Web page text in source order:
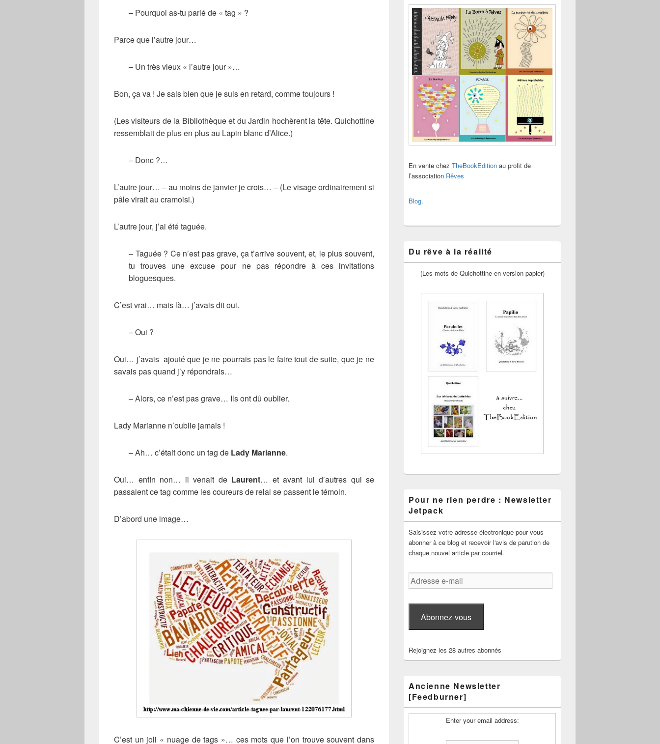
– Pourquoi as-tu parlé de « tag » ?
Parce que l’autre jour…
– Un très vieux « l’autre jour »…
Bon, ça va ! Je sais bien que je suis en retard, comme toujours !
(Les visiteurs de la Bibliothèque et du Jardin hochèrent la tête. Quichottine
ressemblait de plus en plus au Lapin blanc d’Alice.)
– Donc ?…
L’autre jour… – au moins de janvier je crois… – (Le visage ordinairement si
pâle virait au cramoisi.)
L’autre jour, j’ai été taguée.
– Taguée ? Ce n’est pas grave, ça t’arrive souvent, et, le plus souvent,
tu trouves une excuse pour ne pas répondre à ces invitations
bloguesques.
C’est vrai… mais là… j’avais dit oui.
– Oui ?
Oui… j’avais ajouté que je ne pourrais pas le faire tout de suite, que je ne
savais pas quand j’y répondrais…
– Alors, ce n’est pas grave… Ils ont dû oublier.
Lady Marianne n’oublie jamais !
– Ah… c’était donc un tag de Lady Marianne.
Oui… enfin non… il venait de Laurent… et avant lui d’autres qui se
passaient ce tag comme les coureurs de relai se passent le témoin.
D’abord une image…
C’est un joli « nuage de tags »… ces mots que l’on trouve souvent dans
En vente chez TheBookEdition au profit de
l’association Rêves
Blog.
Du rêve à la réalité
(Les mots de Quichottine en version papier)
Pour ne rien perdre : Newsletter
Jetpack
Saisissez votre adresse électronique pour vous
abonner à ce blog et recevoir l'avis de parution de
chaque nouvel article par courriel.
Adresse
e-
Abonnez-vous
Rejoignez les 28 autres abonnés
Ancienne Newsletter
[Feedburner]
Enter your email address: